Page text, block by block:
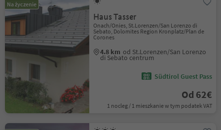
Na życzenie
Haus Tasser
Onach/Onies, St.Lorenzen/San Lorenzo di
Sebato, Dolomites Region Kronplatz/Plan de
Corones
4.8 km od St.Lorenzen/San Lorenzo
di Sebato centrum
Südtirol Guest Pass
Od 62€
1 nocleg / 1 mieszkanie w tym podatek VAT